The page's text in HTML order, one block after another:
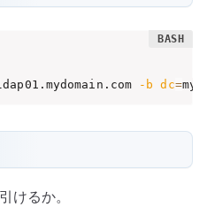
-b dc=
けるか。